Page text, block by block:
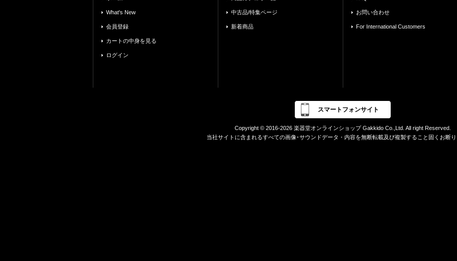
What's New
会員登録
カートの中身を見る
ログイン
中古品/特集ページ
新着商品
お問い合わせ
For International Customers
スマートフォンサイト
Copyright © 2016-2026 楽器堂オンラインショップ Gakkido Co.,Ltd. All right Reserved.
当社サイトに含まれるすべての画像･サウンドデータ・内容を無断転載及び複製すること固くお断り